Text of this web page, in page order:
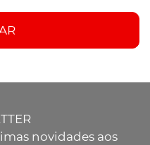
novidades aos